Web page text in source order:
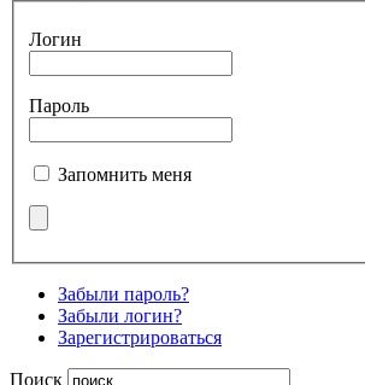
Логин
Пароль
Запомнить меня
Забыли пароль?
Забыли логин?
Зарегистрироваться
Поиск